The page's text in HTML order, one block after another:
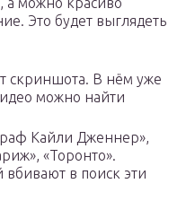
Это будет выглядеть
скриншота. В нём уже
можно найти
Кайли Дженнер»,
«Торонто».
вбивают в поиск эти